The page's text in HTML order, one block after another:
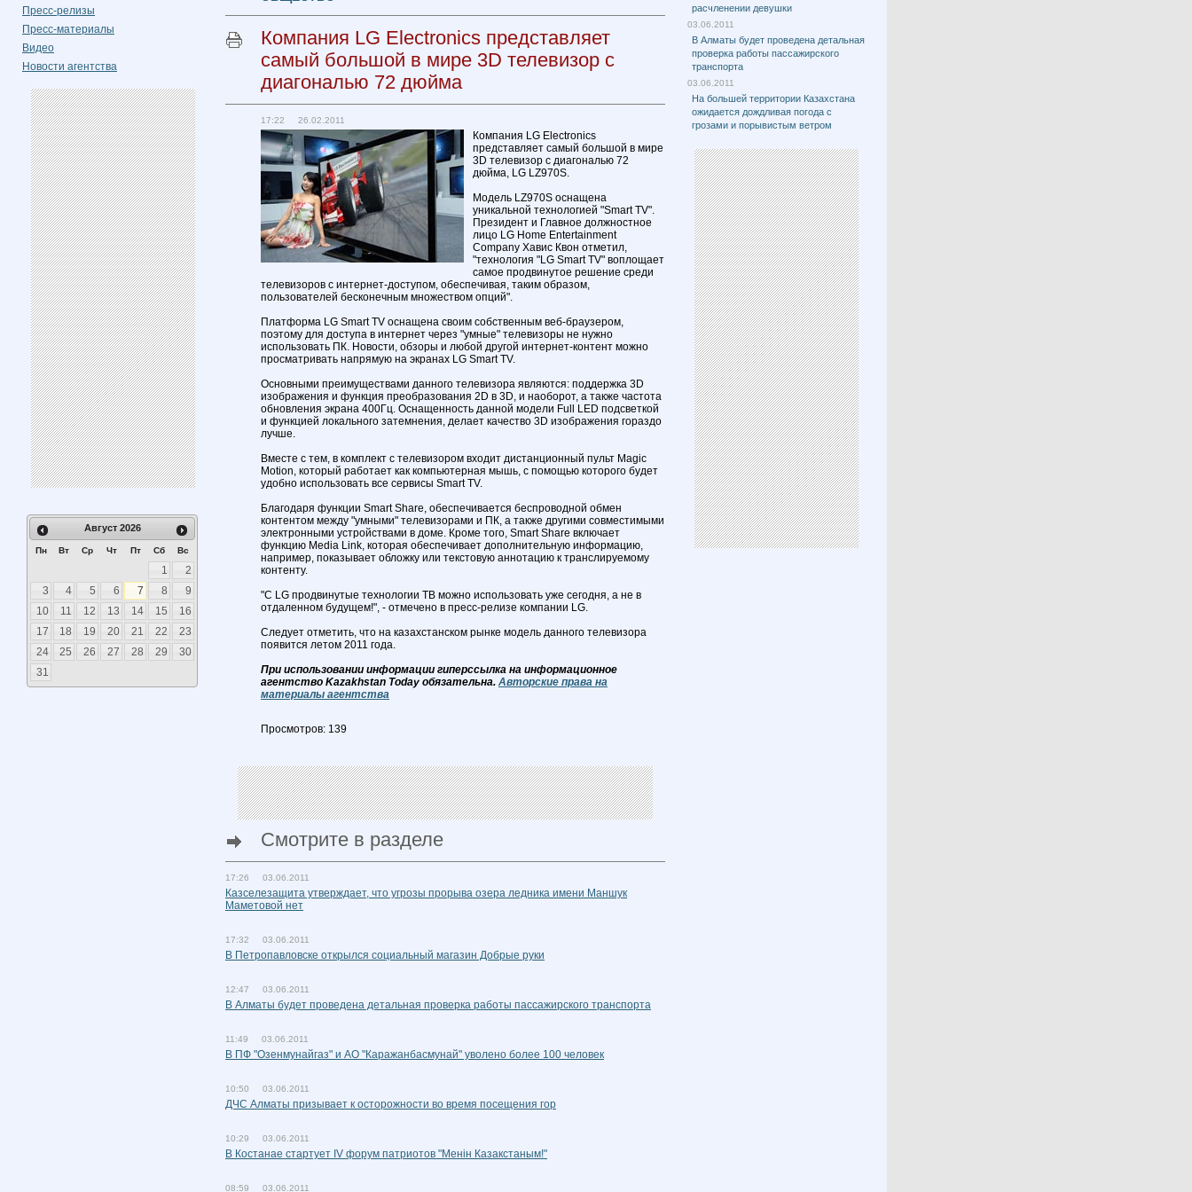
Пресс-релизы
Пресс-материалы
Видео
Новости агентства
Август 2026
Пн Вт Ср Чт Пт Сб Вс
1
2
3
4 5 6 7 8
9
10
11 12 13 14 15
16
17
18 19 20 21 22
23
24
25 26 27 28 29
30
31
Компания LG Electronics представляет
самый большой в мире 3D телевизор с
диагональю 72 дюйма
17:22 26.02.2011
Компания LG Electronics
представляет самый большой в мире
3D телевизор с диагональю 72
дюйма, LG LZ970S.
Модель LZ970S оснащена
уникальной технологией "Smart TV".
Президент и Главное должностное
лицо LG Home Entertainment
Company Хавис Квон отметил,
"технология "LG Smart TV" воплощает
самое продвинутое решение среди
телевизоров с интернет-доступом, обеспечивая, таким образом,
пользователей бесконечным множеством опций".
Платформа LG Smart TV оснащена своим собственным веб-браузером,
поэтому для доступа в интернет через "умные" телевизоры не нужно
использовать ПК. Новости, обзоры и любой другой интернет-контент можно
просматривать напрямую на экранах LG Smart TV.
Основными преимуществами данного телевизора являются: поддержка 3D
изображения и функция преобразования 2D в 3D, и наоборот, а также частота
обновления экрана 400Гц. Оснащенность данной модели Full LED подсветкой
и функцией локального затемнения, делает качество 3D изображения гораздо
лучше.
Вместе с тем, в комплект с телевизором входит дистанционный пульт Magic
Motion, который работает как компьютерная мышь, с помощью которого будет
удобно использовать все сервисы Smart TV.
Благодаря функции Smart Share, обеспечивается беспроводной обмен
контентом между "умными" телевизорами и ПК, а также другими совместимыми
электронными устройствами в доме. Кроме того, Smart Share включает
функцию Media Link, которая обеспечивает дополнительную информацию,
например, показывает обложку или текстовую аннотацию к транслируемому
контенту.
"С LG продвинутые технологии ТВ можно использовать уже сегодня, а не в
отдаленном будущем!", - отмечено в пресс-релизе компании LG.
Следует отметить, что на казахстанском рынке модель данного телевизора
появится летом 2011 года.
При использовании информации гиперссылка на информационное
агентство Kazakhstan Today обязательна. Авторские права на
материалы агентства
Просмотров: 139
Смотрите в разделе
17:26 03.06.2011
Казселезащита утверждает, что угрозы прорыва озера ледника имени Маншук
Маметовой нет
17:32 03.06.2011
В Петропавловске открылся социальный магазин Добрые руки
12:47 03.06.2011
В Алматы будет проведена детальная проверка работы пассажирского транспорта
11:49 03.06.2011
В ПФ "Озенмунайгаз" и АО "Каражанбасмунай" уволено более 100 человек
10:50 03.06.2011
ДЧС Алматы призывает к осторожности во время посещения гор
10:29 03.06.2011
В Костанае стартует IV форум патриотов "Менiн Казакстаным!"
08:59 03.06.2011
расчленении девушки
03.06.2011
В Алматы будет проведена детальная
проверка работы пассажирского
транспорта
03.06.2011
На большей территории Казахстана
ожидается дождливая погода с
грозами и порывистым ветром